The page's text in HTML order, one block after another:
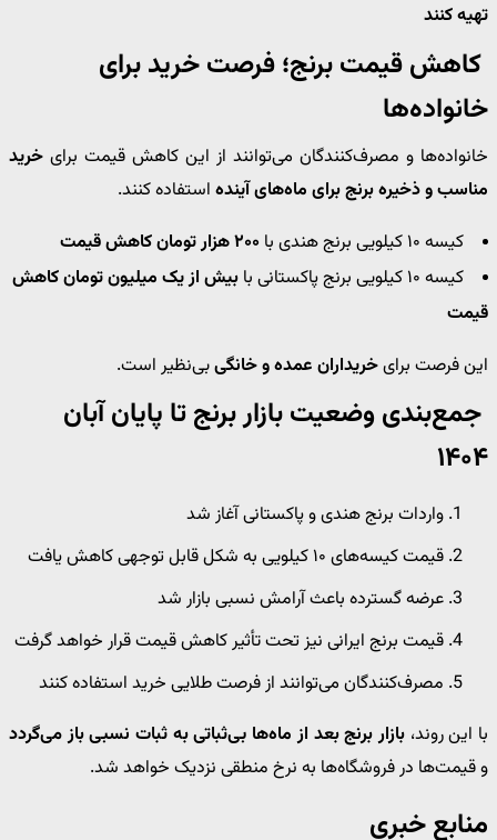
تهیه کنند
کاهش قیمت برنج؛ فرصت خرید برای
خانواده‌ها
خانواده‌ها و مصرف‌کنندگان می‌توانند از این کاهش قیمت برای خرید
مناسب و ذخیره برنج برای ماه‌های آینده استفاده کنند.
کیسه ۱۰ کیلویی برنج هندی با
۲۰۰ هزار تومان کاهش قیمت
کیسه ۱۰ کیلویی برنج پاکستانی با
بیش از یک میلیون تومان کاهش
قیمت
این فرصت برایخریداران عمده و خانگیبی‌نظیر است.
جمع‌بندی وضعیت بازار برنج تا پایان آبان
۱۴۰۴
واردات برنج هندی و پاکستانی آغاز شد
قیمت کیسه‌های ۱۰ کیلویی به شکل قابل توجهی کاهش یافت
عرضه گسترده باعث آرامش نسبی بازار شد
قیمت برنج ایرانی نیز تحت تأثیر کاهش قیمت قرار خواهد گرفت
مصرف‌کنندگان می‌توانند از فرصت طلایی خرید استفاده کنند
با این روند،بازار برنج بعد از ماه‌ها بی‌ثباتی به ثبات نسبی باز می‌گردد
و قیمت‌ها در فروشگاه‌ها به نرخ منطقی نزدیک خواهد شد.
منابع خبری